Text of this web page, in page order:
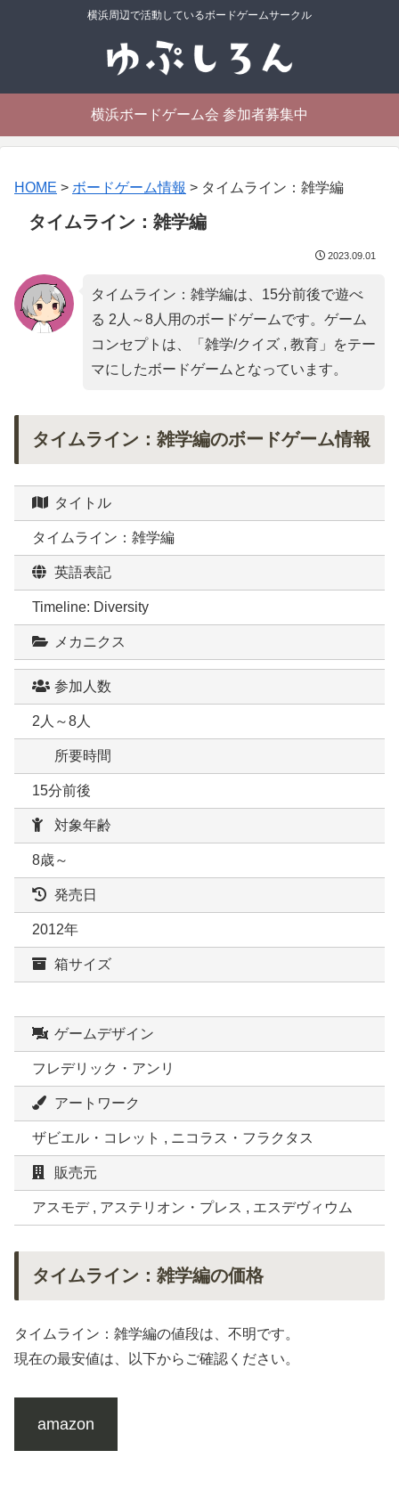
横浜周辺で活動しているボードゲームサークル
横浜ボードゲーム会 参加者募集中
HOME > ボードゲーム情報 > タイムライン：雑学編
タイムライン：雑学編
2023.09.01
タイムライン：雑学編は、15分前後で遊べ
る 2人～8人用のボードゲームです。ゲーム
コンセプトは、「 雑学/クイズ , 教育」をテー
マにしたボードゲームとなっています。
タイムライン：雑学編のボードゲーム情報
タイトル
タイムライン：雑学編
英語表記
Timeline: Diversity
メカニクス
参加人数
2人～8人
所要時間
15分前後
対象年齢
8歳～
発売日
2012年
箱サイズ
ゲームデザイン
フレデリック・アンリ
アートワーク
ザビエル・コレット , ニコラス・フラクタス
販売元
アスモデ , アステリオン・プレス , エスデヴィウム
タイムライン：雑学編の価格
タイムライン：雑学編の値段は、不明です。
現在の最安値は、以下からご確認ください。
amazon